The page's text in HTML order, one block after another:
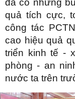
đã có những
quả tích cực,
công tác
cao hiệu quả
triển kinh tế -
phòng - an
nước ta trên